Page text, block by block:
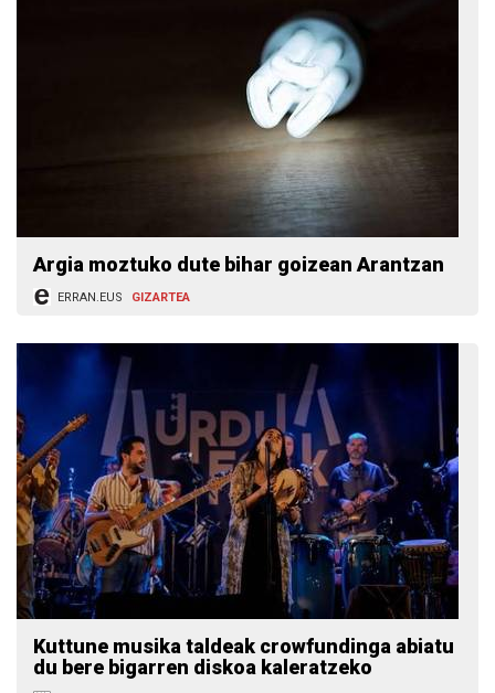
Argia moztuko dute bihar goizean Arantzan
ERRAN.EUS GIZARTEA
Kuttune musika taldeak crowfundinga abiatu
du bere bigarren diskoa kaleratzeko